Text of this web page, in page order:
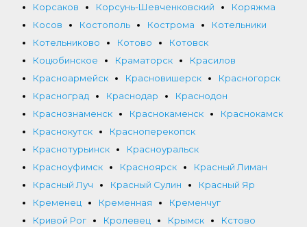
Корсаков
Корсунь-Шевченковский
Коряжма
Косов
Костополь Кострома
Котельники
Котельниково
Котово
Котовск
Коцюбинское
Краматорск
Красилов
Красноармейск
Красновишерск
Красногорск
Красноград
Краснодар
Краснодон
Краснознаменск
Краснокаменск
Краснокамск
Краснокутск
Красноперекопск
Краснотурьинск
Красноуральск
Красноуфимск
Красноярск
Красный Лиман
Красный Луч
Красный Сулин
Красный Яр
Кременец
Кременная
Кременчуг
Кривой Рог
Кролевец Крымск
Кстово